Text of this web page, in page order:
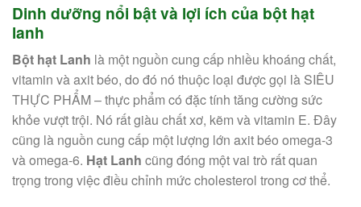
Dinh dưỡng nổi bật và lợi ích của bột hạt
lanh
Bột hạt Lanh là một nguồn cung cấp nhiều khoáng chất,
vitamin và axit béo, do đó nó thuộc loại được gọi là SIÊU
THỰC PHẨM – thực phẩm có đặc tính tăng cường sức
khỏe vượt trội. Nó rất giàu chất xơ, kẽm và vitamin E. Đây
cũng là nguồn cung cấp một lượng lớn axit béo omega-3
và omega-6. Hạt Lanh cũng đóng một vai trò rất quan
trọng trong việc điều chỉnh mức cholesterol trong cơ thể.